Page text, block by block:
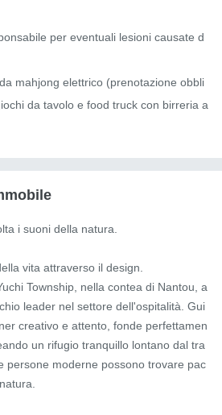
per eventuali lesioni causate d
mahjong elettrico (prenotazione obbli
da tavolo e food truck con birreria a
i suoni della natura.
vita attraverso il design.
Township, nella contea di Nantou, a
leader nel settore dell'ospitalità. Gui
creativo e attento, fonde perfettamen
un rifugio tranquillo lontano dal tra
persone moderne possono trovare pac